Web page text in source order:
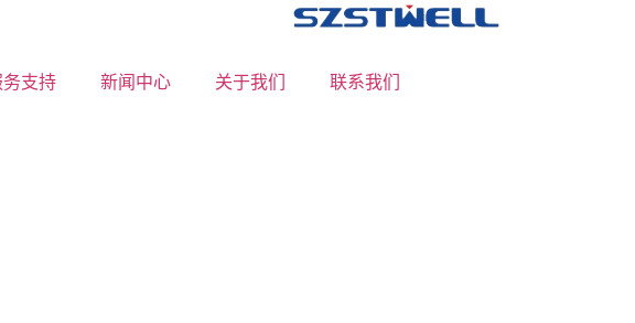
务支持 新闻中心 关于我们 联系我们